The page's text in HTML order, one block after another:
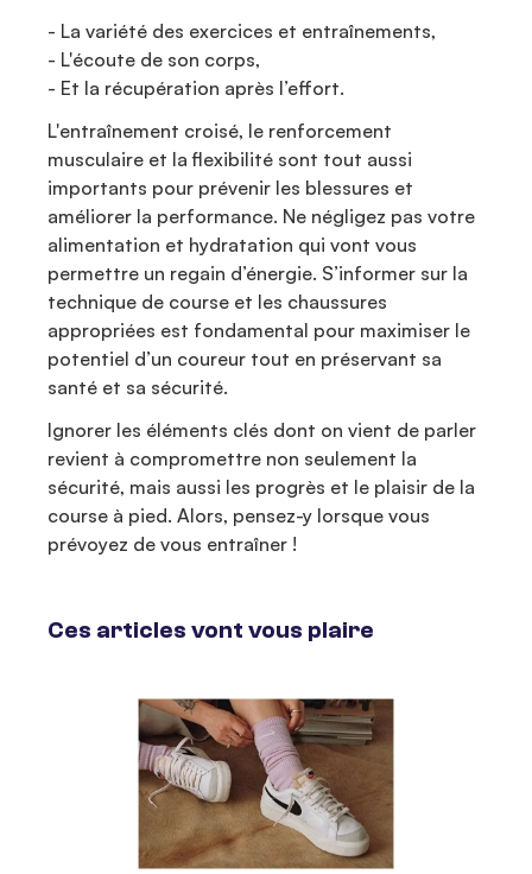
- La variété des exercices et entraînements,
- L'écoute de son corps,
- Et la récupération après l’effort.
L'entraînement croisé, le renforcement
musculaire et la flexibilité sont tout aussi
importants pour prévenir les blessures et
améliorer la performance. Ne négligez pas votre
alimentation et hydratation qui vont vous
permettre un regain d’énergie. S’informer sur la
technique de course et les chaussures
appropriées est fondamental pour maximiser le
potentiel d’un coureur tout en préservant sa
santé et sa sécurité.
Ignorer les éléments clés dont on vient de parler
revient à compromettre non seulement la
sécurité, mais aussi les progrès et le plaisir de la
course à pied. Alors, pensez-y lorsque vous
prévoyez de vous entraîner !
Ces articles vont vous plaire